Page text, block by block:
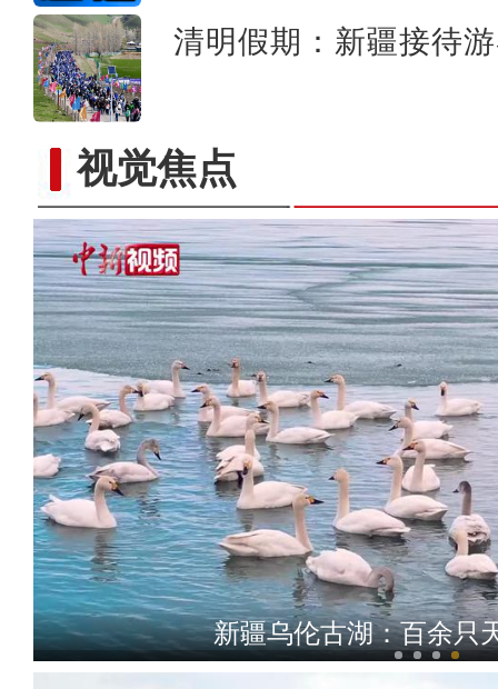
清明假期：新疆接待
视觉焦点新疆温宿：两千亩杏
新疆乌伦古湖：百余只